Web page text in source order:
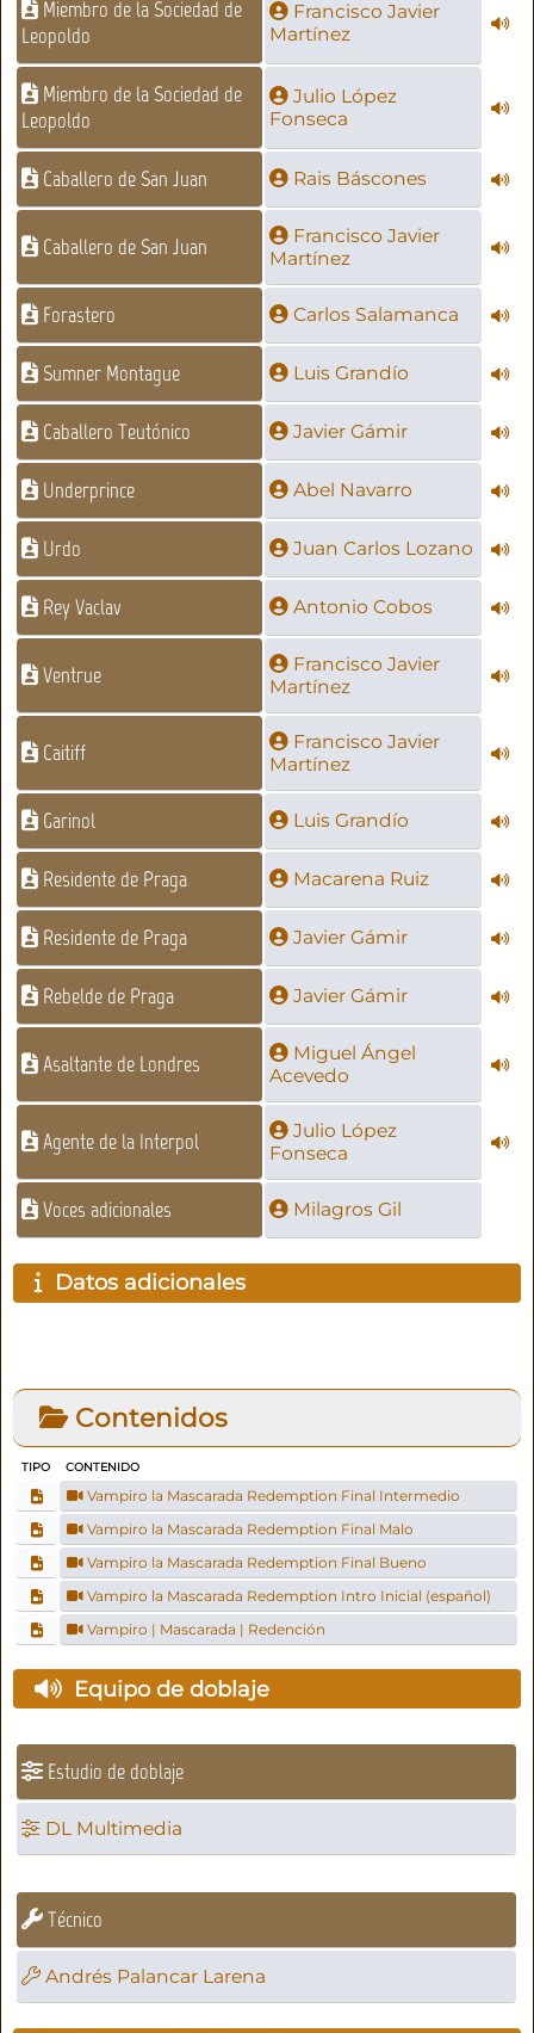
Miembro de la Sociedad de
Leopoldo
Francisco Javier
Martínez
Miembro de la Sociedad de
Leopoldo
Julio López
Fonseca
Caballero de San Juan Rais Báscones
Caballero de San Juan
Francisco Javier
Martínez
Forastero Carlos Salamanca
Sumner Montague Luis Grandío
Caballero Teutónico Javier Gámir
Underprince Abel Navarro
Urdo Juan Carlos Lozano
Rey Vaclav Antonio Cobos
Ventrue
Francisco Javier
Martínez
Caitiff
Francisco Javier
Martínez
Garinol Luis Grandío
Residente de Praga Macarena Ruiz
Residente de Praga Javier Gámir
Rebelde de Praga Javier Gámir
Asaltante de Londres
Miguel Ángel
Acevedo
Agente de la Interpol
Julio López
Fonseca
Voces adicionales Milagros Gil
Datos adicionales
Contenidos
TIPO CONTENIDO
Vampiro la Mascarada Redemption Final Intermedio
Vampiro la Mascarada Redemption Final Malo
Vampiro la Mascarada Redemption Final Bueno
Vampiro la Mascarada Redemption Intro Inicial (español)
Vampiro | Mascarada | Redención
Equipo de doblaje
Estudio de doblaje
DL Multimedia
Técnico
Andrés Palancar Larena